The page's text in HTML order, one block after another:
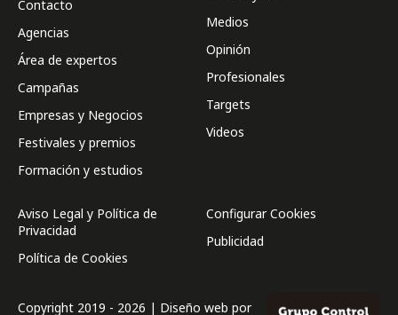
Contacto
Agencias
Área de expertos
Campañas
Empresas y Negocios
Festivales y premios
Formación y estudios
Medios
Opinión
Profesionales
Targets
Videos
Aviso Legal y Política de
Privacidad
Política de Cookies
Configurar Cookies
Publicidad
Copyright 2019 - 2026 | Diseño web por